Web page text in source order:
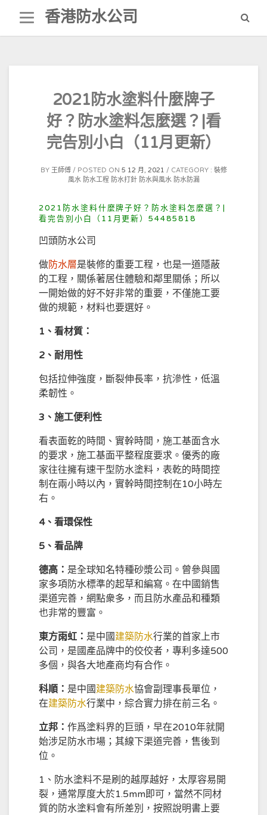
content
香港防水公司
2021防水塗料什麼牌子
好？防水塗料怎麼選？|看
完告別小白（11月更新）
BY 王師傅 POSTED ON 5 12 月, 2021 CATEGORY : 裝修
風水 防水工程 防水打針 防水與風水 防水防漏
2021防水塗料什麼牌子好？防水塗料怎麼選？|
看完告別小白（11月更新）54485818
凹頭防水公司
做防水層是裝修的重要工程，也是一道隱蔽
的工程，關係著居住體驗和鄰里關係；所以
一開始做的好不好非常的重要，不僅施工要
做的規範，材料也要選好。
1、看材質：
2、耐用性
包括拉伸強度，斷裂伸長率，抗滲性，低溫
柔韌性。
3、施工便利性
看表面乾的時間、實幹時間，施工基面含水
的要求，施工基面平整程度要求。優秀的廠
家往往擁有速干型防水塗料，表乾的時間控
制在兩小時以內，實幹時間控制在10小時左
右。
4、看環保性
5、看品牌
德高 ： 是全球知名特種砂漿公司。曾參與國
家多項防水標準的起草和編寫。在中國銷售
渠道完善，網點衆多，而且防水產品和種類
也非常的豐富。
東方雨虹 ： 是中國建築防水行業的首家上市
公司，是國產品牌中的佼佼者，專利多達500
多個，與各大地產商均有合作。
科順： 是中國建築防水協會副理事長單位，
在建築防水行業中，綜合實力排在前三名。
立邦： 作爲塗料界的巨頭，早在2010年就開
始涉足防水市場；其線下渠道完善，售後到
位。
1、防水塗料不是刷的越厚越好，太厚容易開
裂，通常厚度大於1.5mm即可，當然不同材
質的防水塗料會有所差別，按照說明書上要